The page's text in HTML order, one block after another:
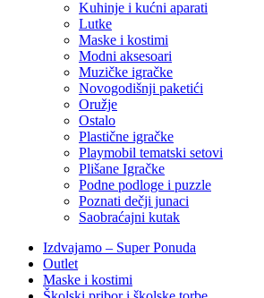
Kuhinje i kućni aparati
Lutke
Maske i kostimi
Modni aksesoari
Muzičke igračke
Novogodišnji paketići
Oružje
Ostalo
Plastične igračke
Playmobil tematski setovi
Plišane Igračke
Podne podloge i puzzle
Poznati dečji junaci
Saobraćajni kutak
Izdvajamo – Super Ponuda
Outlet
Maske i kostimi